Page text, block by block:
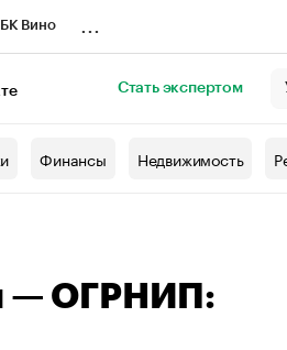
Вино
Стать экспертом
Финансы Недвижимость
— ОГРНИП: